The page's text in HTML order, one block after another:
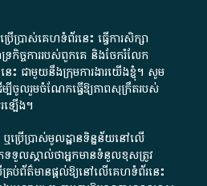
ប្រាស់គេហទំព័រនេះ ធ្វើការសិក្សា
ទ្រកិច្ចការ​របស់ពួកគេ និងចែករំលែក
េះ ជាមួយនឹងក្រុមការងារយើងខ្ញុំ។ សូម
ម្បីចូលរួមចំណែកធ្វើឱ្យភាពសុក្រឹតរបស់
ឡើង។
ប្រើប្រាស់មូលដ្ឋានទិន្នន័យនៅលើ
ទទួលស្គាល់ថាអ្នកមានទំនួលខុសត្រូវ
រប់ព័ត៌មានផ្តល់ឱ្យនៅលើគេហទំព័រនេះ